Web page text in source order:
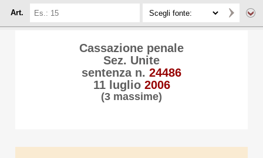
Art.
Cassazione penale
Sez. Unite
sentenza n. 24486
11 luglio 2006
(3 massime)